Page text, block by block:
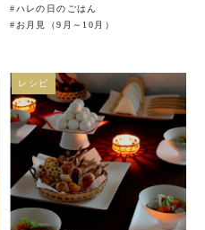
#ハレの日のごはん
# お月見（9月～10月）
レシピ